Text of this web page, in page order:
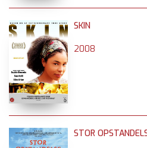
SKIN
2008
STOR